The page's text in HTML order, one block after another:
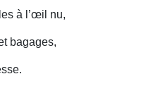
à l’œil nu,
bagages,